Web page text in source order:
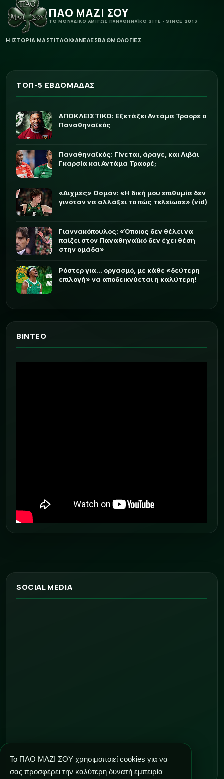
Το ΠΑΟ ΜΑΖΙ ΣΟΥ χρησιμοποιεί cookies για να
σας προσφέρει την καλύτερη δυνατή εμπειρία
ΠΑΟ ΜΑΖΙ ΣΟΥ
ΤΟ ΜΟΝΑΔΙΚΟ ΑΜΙΓΩΣ ΠΑΝΑΘΗΝΑΪΚΟ SITE · SINCE 2013
Η ΙΣΤΟΡΙΑ ΜΑΣΤΙΤΛΟΙΦΑΝΕΛΕΣΒΑΘΜΟΛΟΓΙΕΣ
ΤΟΠ-5 ΕΒΔΟΜΑΔΑΣ
ΑΠΟΚΛΕΙΣΤΙΚΟ: Εξετάζει Αντάμα Τραορέ ο
Παναθηναϊκός
Παναθηναϊκός: Γίνεται, άραγε, και Λιβάι
Γκαρσία και Αντάμα Τραορέ;
«Αιχμές» Οσμάν: «Η δική μου επιθυμία δεν
γινόταν να αλλάξει το πώς τελείωσε» (vid)
Γιαννακόπουλος: «Όποιος δεν θέλει να
παίζει στον Παναθηναϊκό δεν έχει θέση
στην ομάδα»
Ρόστερ για... οργασμό, με κάθε «δεύτερη
επιλογή» να αποδεικνύεται η καλύτερη!
ΒΙΝΤΕΟ
SOCIAL MEDIA